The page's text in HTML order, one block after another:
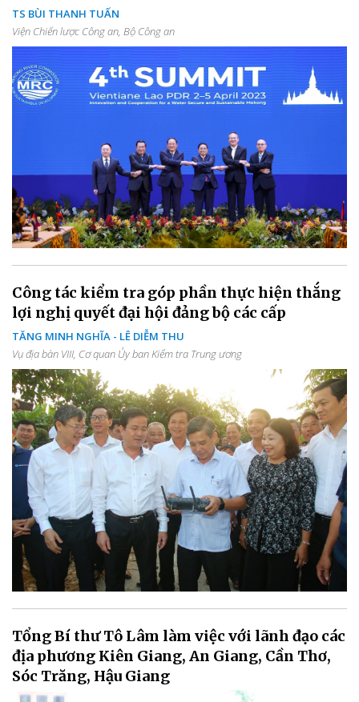
TS BÙI THANH TUẤN
Viện Chiến lược Công an, Bộ Công an
Công tác kiểm tra góp phần thực hiện thắng
lợi nghị quyết đại hội đảng bộ các cấp
TĂNG MINH NGHĨA - LÊ DIỄM THU
Vụ địa bàn VIII, Cơ quan Ủy ban Kiểm tra Trung ương
Tổng Bí thư Tô Lâm làm việc với lãnh đạo các
địa phương Kiên Giang, An Giang, Cần Thơ,
Sóc Trăng, Hậu Giang